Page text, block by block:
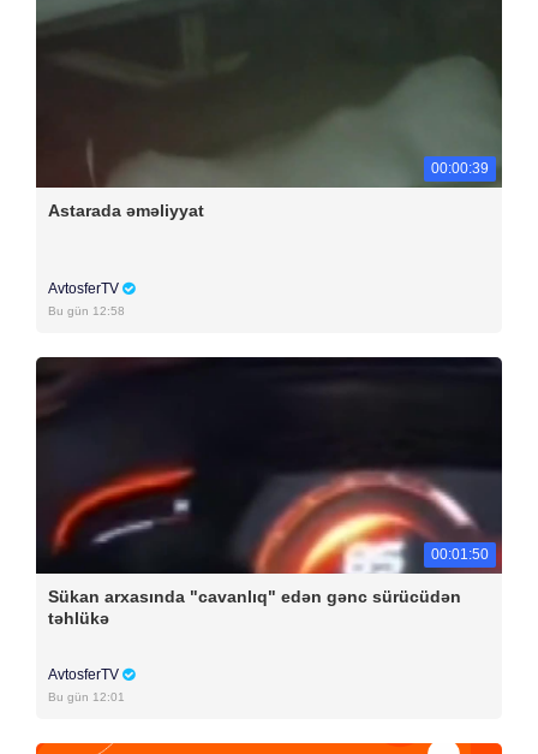
00:00:39
Astarada əməliyyat
AvtosferTV
Bu gün 12:58
00:01:50
Sükan arxasında "cavanlıq" edən gənc sürücüdən
təhlükə
AvtosferTV
Bu gün 12:01